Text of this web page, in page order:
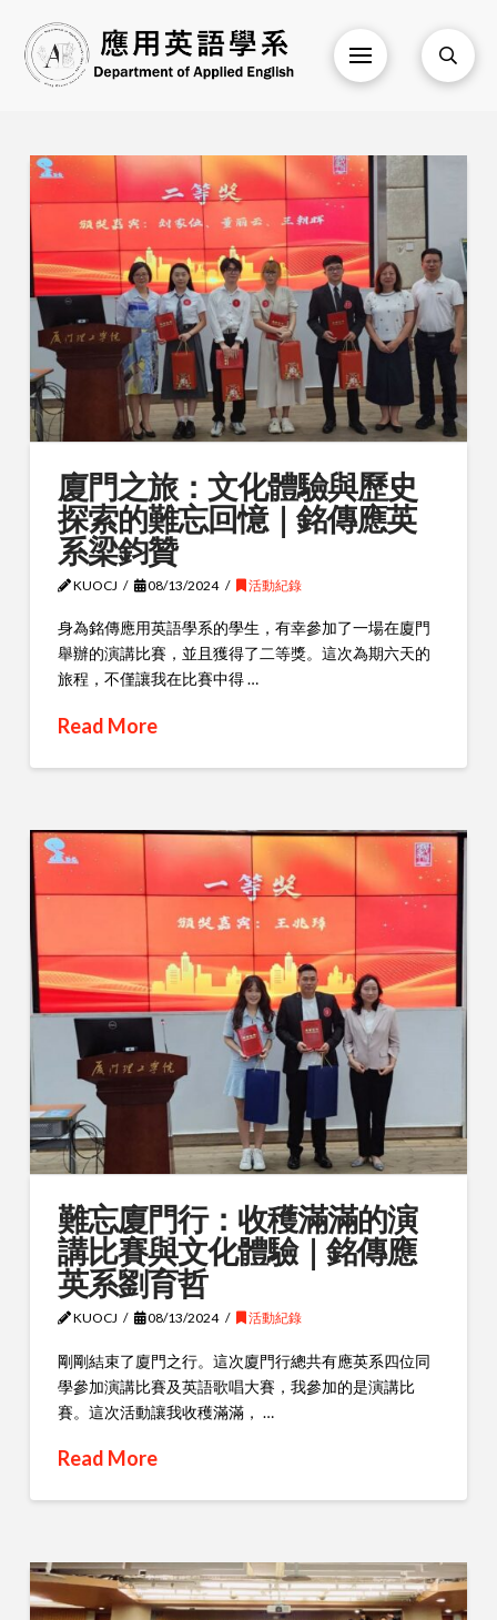
廈門之旅：文化體驗與歷史
探索的難忘回憶｜銘傳應英
系梁鈞贊
KUOCJ 08/13/2024 活動紀錄
身為銘傳應用英語學系的學生，有幸參加了一場在廈門
舉辦的演講比賽，並且獲得了二等獎。這次為期六天的
旅程，不僅讓我在比賽中得 …
Read More
難忘廈門行：收穫滿滿的演
講比賽與文化體驗｜銘傳應
英系劉育哲
KUOCJ 08/13/2024 活動紀錄
剛剛結束了廈門之行。這次廈門行總共有應英系四位同
學參加演講比賽及英語歌唱大賽，我參加的是演講比
賽。這次活動讓我收穫滿滿， …
Read More